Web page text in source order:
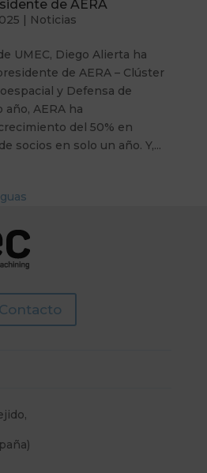
de AERA
| Noticias
UMEC, Diego Alierta ha
de AERA – Clúster
y Defensa de
AERA ha
del 50% en
socios en solo un año. Y,...
Contacto